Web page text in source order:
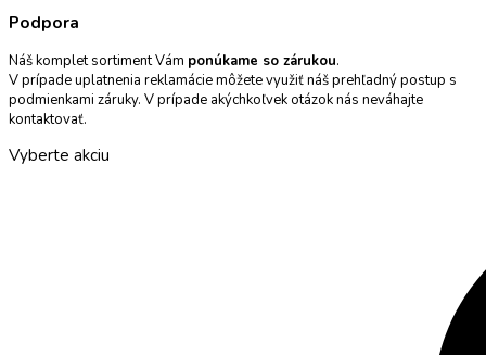
Podpora
Náš komplet sortiment Vám ponúkame so zárukou.
V prípade uplatnenia reklamácie môžete využiť náš prehľadný postup s
podmienkami záruky. V prípade akýchkoľvek otázok nás neváhajte
kontaktovať.
Vyberte akciu